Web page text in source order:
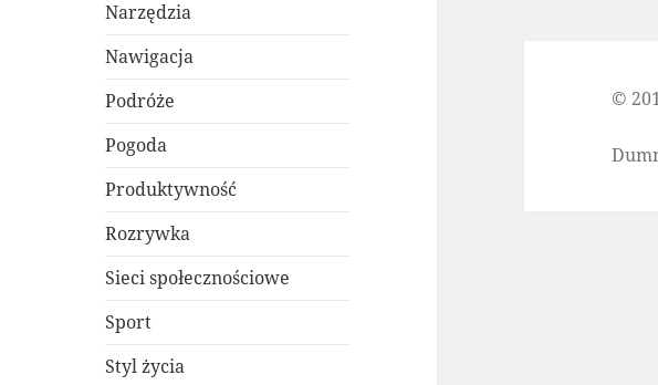
Narzędzia
Nawigacja
Podróże
Pogoda
Produktywność
Rozrywka
Sieci społecznościowe
Sport
Styl życia
©